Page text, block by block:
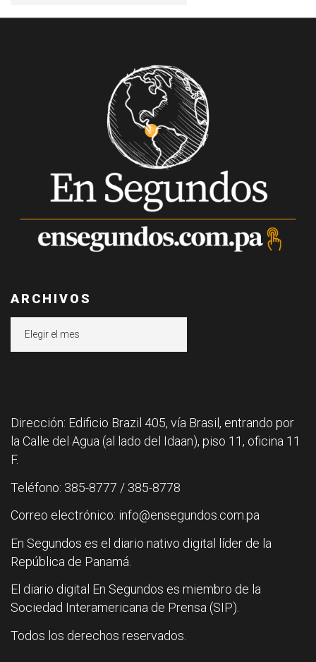
ARCHIVOS
Dirección: Edificio Brazil 405, vía Brasil, entrando por
la Calle del Agua (al lado del Idaan), piso 11, oficina 11
F.
Teléfono: 385-8777 / 385-8778
Correo electrónico: info@ensegundos.com.pa
En Segundos es el diario nativo digital líder de la
República de Panamá.
El diario digital En Segundos es miembro de la
Sociedad Interamericana de Prensa (SIP).
Todos los derechos reservados.